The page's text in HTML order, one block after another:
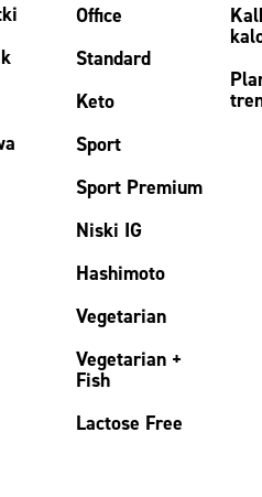
Office
Standard
Keto
Sport
Sport Premium
Niski IG
Hashimoto
Vegetarian
Vegetarian +
Fish
Lactose Free